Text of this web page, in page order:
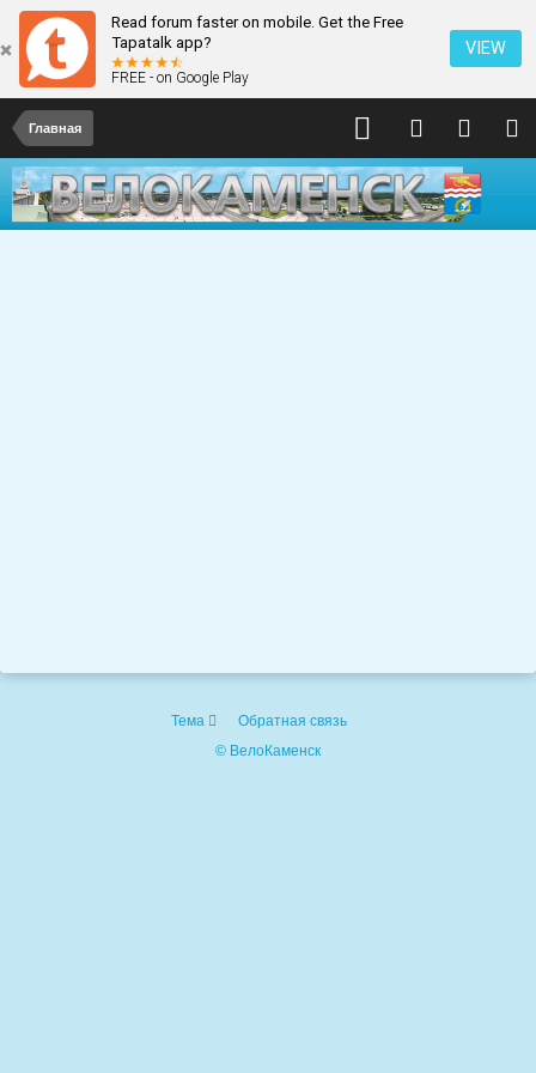
Read forum faster on mobile. Get the Free
Tapatalk app?
FREE - on Google Play
VIEW
Главная
Тема
Обратная связь
© ВелоКаменск